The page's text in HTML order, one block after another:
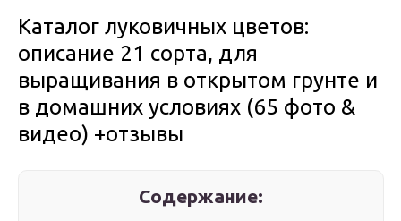
Каталог луковичных цветов:
описание 21 сорта, для
выращивания в открытом грунте и
в домашних условиях (65 фото &
видео) +отзывы
Содержание: